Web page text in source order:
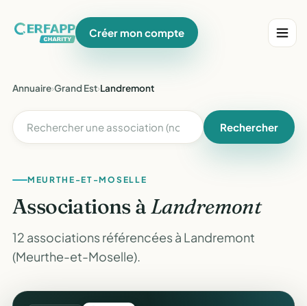
Créer mon compte
Annuaire›Grand Est›Landremont
Rechercher
MEURTHE-ET-MOSELLE
Associations àLandremont
12 associations référencées à Landremont
(Meurthe-et-Moselle).